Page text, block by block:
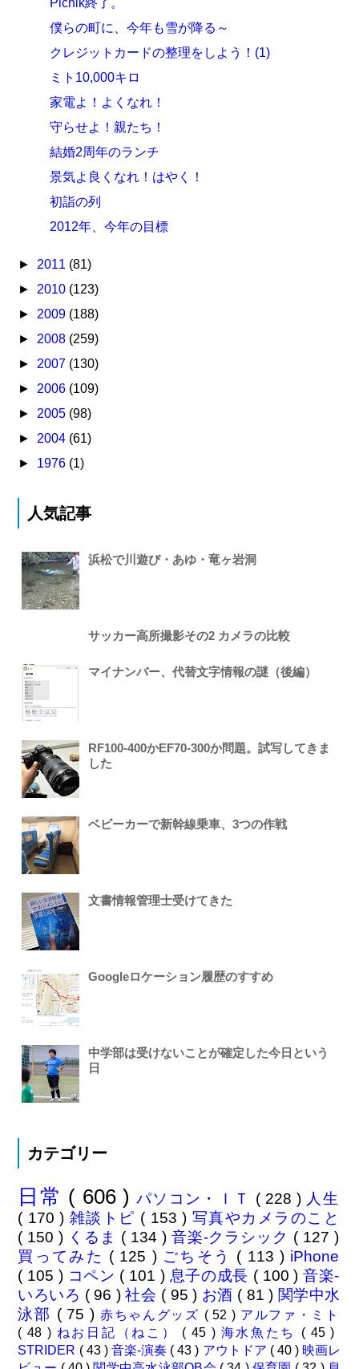
Picnik終了。
僕らの町に、今年も雪が降る～
クレジットカードの整理をしよう！(1)
ミト10,000キロ
家電よ！よくなれ！
守らせよ！親たち！
結婚2周年のランチ
景気よ良くなれ！はやく！
初詣の列
2012年、今年の目標
► 2011 (81)
► 2010 (123)
► 2009 (188)
► 2008 (259)
► 2007 (130)
► 2006 (109)
► 2005 (98)
► 2004 (61)
► 1976 (1)
人気記事
浜松で川遊び・あゆ・竜ヶ岩洞
サッカー高所撮影その2 カメラの比較
マイナンバー、代替文字情報の謎（後編）
RF100-400かEF70-300か問題。試写してきま
した
ベビーカーで新幹線乗車、3つの作戦
文書情報管理士受けてきた
Googleロケーション履歴のすすめ
中学部は受けないことが確定した今日という
日
カテゴリー
日常 ( 606 )パソコン・ＩＴ ( 228 ) 人生
( 170 ) 雑談トピ ( 153 ) 写真やカメラのこと
( 150 ) くるま ( 134 ) 音楽-クラシック ( 127 )
買ってみた ( 125 ) ごちそう ( 113 ) iPhone
( 105 ) コペン ( 101 ) 息子の成長 ( 100 )音楽-
いろいろ ( 96 )社会 ( 95 ) お酒 ( 81 ) 関学中水
泳部 ( 75 ) 赤ちゃんグッズ ( 52 ) アルファ・ミト
( 48 ) ねお日記（ねこ） ( 45 ) 海水魚たち ( 45 )
STRIDER ( 43 ) 音楽-演奏 ( 43 ) アウトドア ( 40 ) 映画レ